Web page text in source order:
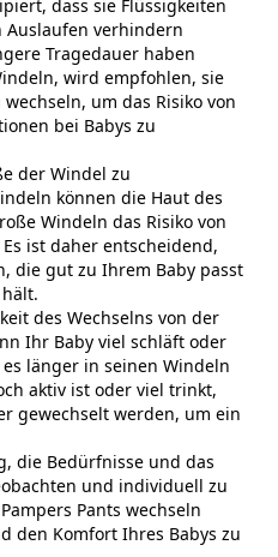
dass sie Flüssigkeiten
verhindern
Tragedauer haben
wird empfohlen, sie
um das Risiko von
bei Babys zu
der Windel zu
können die Haut des
Windeln das Risiko von
ist daher entscheidend,
die gut zu Ihrem Baby passt
des Wechselns von der
Ihr Baby viel schläft oder
länger in seinen Windeln
aktiv ist oder viel trinkt,
gewechselt werden, um ein
die Bedürfnisse und das
und individuell zu
Pants wechseln
den Komfort Ihres Babys zu